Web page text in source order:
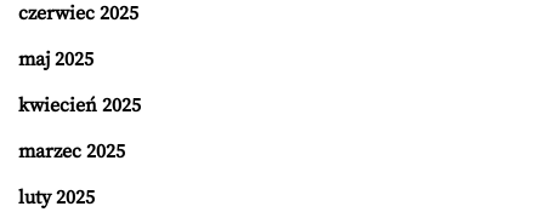
czerwiec 2025
maj 2025
kwiecień 2025
marzec 2025
luty 2025